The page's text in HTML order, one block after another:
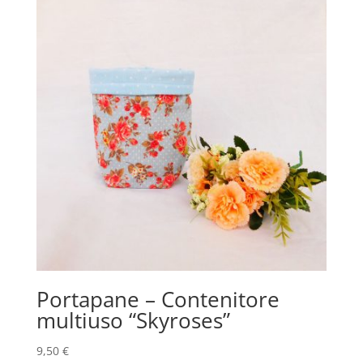
Portapane – Contenitore
multiuso “Skyroses”
9,50 €